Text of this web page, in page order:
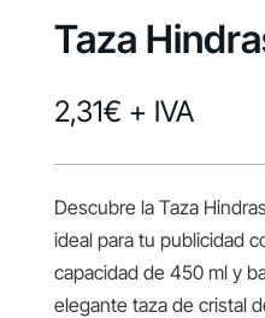
Taza
2,31€ + IVA
Descubre la Taza
ideal para tu publicidad
capacidad de 450 ml y
elegante taza de cristal